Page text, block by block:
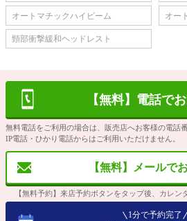
オートマチックハイビーム オー
頸部衝撃緩和ヘッドレスト
【無料】電話で
無料電話をご利用の場合は、販売店へお客様の電話
IP電話・ひかり電話からはご利用いただけません。
【無料】メールで
【無料予約】来店予約ボタンをタップ後、カレ
1分で予約完了